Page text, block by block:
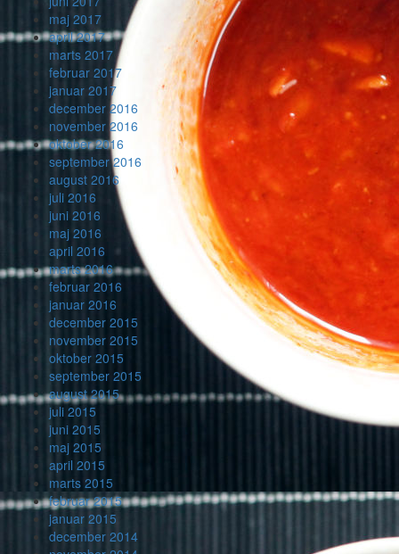
maj 2017
april 2017
marts 2017
februar 2017
januar 2017
december 2016
november 2016
oktober 2016
september 2016
august 2016
juli 2016
juni 2016
maj 2016
april 2016
marts 2016
februar 2016
januar 2016
december 2015
november 2015
oktober 2015
september 2015
august 2015
juli 2015
juni 2015
maj 2015
april 2015
marts 2015
februar 2015
januar 2015
december 2014